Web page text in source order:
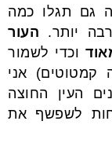
גם תגלו כמה
יותר. העור
וכדי לשמור
קמטוטים) אני
העין החוצה
לשפשף את